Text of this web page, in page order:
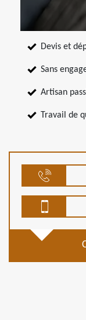
Devis et
Sans
Artisan
Travail de